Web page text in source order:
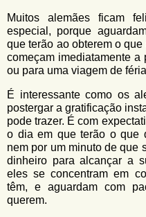
Muitos alemães ficam
especial, porque
que terão ao obterem o
começam imediatamente
ou para uma viagem de
É interessante como os
postergar a gratificação
pode trazer. É com
o dia em que terão o que
nem por um minuto de que
dinheiro para alcançar a
eles se concentram em
têm, e aguardam com
querem.